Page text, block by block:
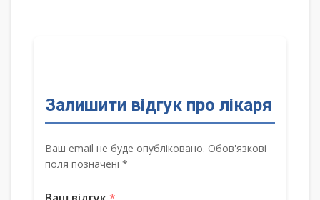
Залишити відгук про лікаря
Ваш email не буде опубліковано. Обов'язкові
поля позначені *